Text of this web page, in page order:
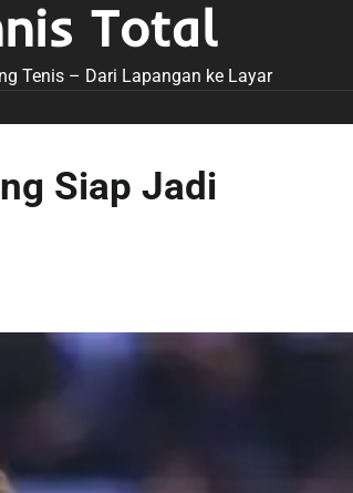
Total
Tenis – Dari Lapangan ke Layar
Siap Jadi